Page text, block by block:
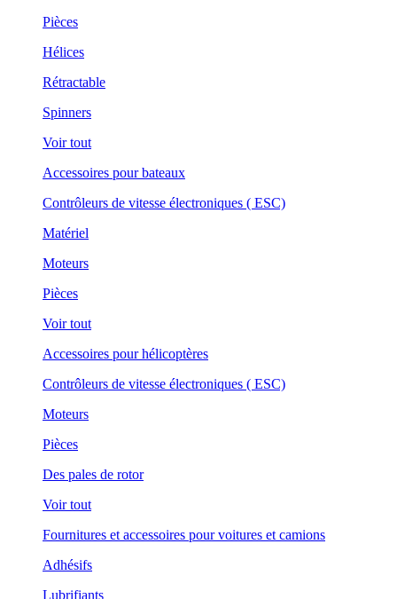
Pièces
Hélices
Rétractable
Spinners
Voir tout
Accessoires pour bateaux
Contrôleurs de vitesse électroniques ( ESC)
Matériel
Moteurs
Pièces
Voir tout
Accessoires pour hélicoptères
Contrôleurs de vitesse électroniques ( ESC)
Moteurs
Pièces
Des pales de rotor
Voir tout
Fournitures et accessoires pour voitures et camions
Adhésifs
Lubrifiants